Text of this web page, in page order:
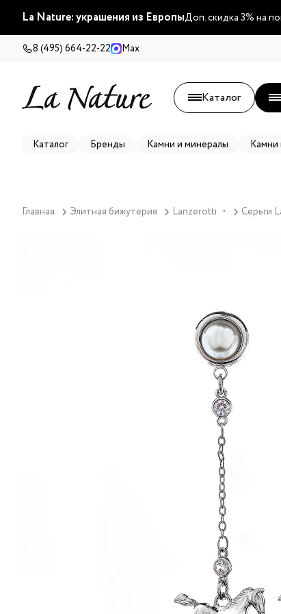
La Nature: украшения из ЕвропыДоп. скидка 3% на
8 (495) 664-22-22 Max
Каталог
Каталог Бренды Камни и минералы Камни
Главная Элитная бижутерия Lanzerotti ▼ Серьги